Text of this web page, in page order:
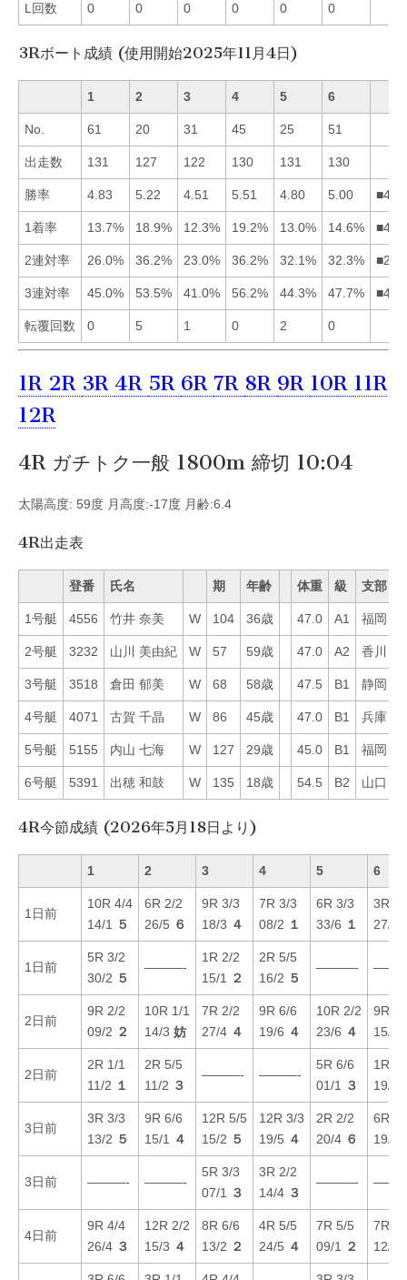
L回数 0 0 0 0 0 0
3Rボート成績 (使用開始2025年11月4日)
1 2 3 4 5 6
No. 61 20 31 45 25 51
出走数 131 127 122 130 131 130
勝率 4.83 5.22 4.51 5.51 4.80 5.00
1着率 13.7% 18.9% 12.3% 19.2% 13.0% 14.6%
2連対率 26.0% 36.2% 23.0% 36.2% 32.1% 32.3%
3連対率 45.0% 53.5% 41.0% 56.2% 44.3% 47.7%
転覆回数 0 5 1 0 2 0
1R 2R 3R 4R 5R 6R 7R 8R 9R 10R 11R
12R
4R ガチトク一般 1800m 締切 10:04
太陽高度: 59度 月高度:-17度 月齢:6.4
4R出走表
登番 氏名 期 年齢 体重 級 支部
1号艇 4556 竹井 奈美 W 104 36歳 47.0 A1 福岡
2号艇 3232 山川 美由紀 W 57 59歳 47.0 A2 香川
3号艇 3518 倉田 郁美 W 68 58歳 47.5 B1 静岡
4号艇 4071 古賀 千晶 W 86 45歳 47.0 B1 兵庫
5号艇 5155 内山 七海 W 127 29歳 45.0 B1 福岡
6号艇 5391 出穂 和鼓 W 135 18歳 54.5 B2 山口
4R今節成績 (2026年5月18日より)
1 2 3 4 5 6
1日前
10R 4/4
14/1
５
6R 2/2
26/5 ６
9R 3/3
18/3 ４
7R 3/3
08/2 １
6R 3/3
33/6 １
3R 6/
27/5
1日前
5R 3/2
30/2 ５
———-
1R 2/2
15/1
２
2R 5/5
16/2 ５
———-
2日前
9R 2/2
09/2 ２
10R 1/1
14/3 妨
7R 2/2
27/4 ４
9R 6/6
19/6 ４
10R 2/2
23/6 ４
9R 4/
15/4
2日前
2R 1/1
11/2 １
2R 5/5
11/2 ３
———- ———-
5R 6/6
01/1
３
1R 5/
19/6
3日前
3R 3/3
13/2 ５
9R 6/6
15/1
４
12R 5/5
15/2 ５
12R 3/3
19/5 ４
2R 2/2
20/4 ６
6R 5/
19/1
3日前 ———- ———-
5R 3/3
07/1
３
3R 2/2
14/4 ３
———-
4日前
9R 4/4
26/4 ３
12R 2/2
15/3 ４
8R 6/6
13/2 ２
4R 5/5
24/5 ４
7R 5/5
09/1
２
7R 4/
12/2